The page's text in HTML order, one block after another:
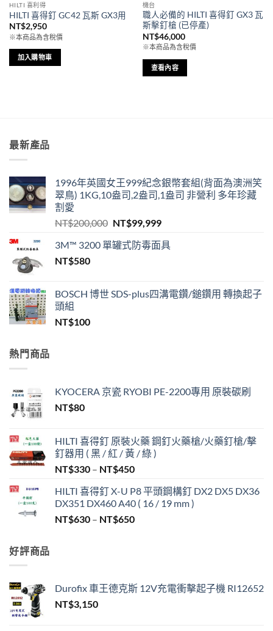
頁
面
選
擇
頁
面
選
擇
選
HILTI 喜利得
HILTI 喜得釘 GC42 瓦斯 GX3用
NT$2,950
※本商品為含稅價
加入購物車
機台
職人必備的 HILTI 喜得釘 GX3 瓦
斯擊釘槍 (已停產)
NT$46,000
※本商品為含稅價
查看內容
最新產品
1996年英國女王999紀念銀幣套組(背面為澳洲笑
翠鳥) 1KG,10盎司,2盎司,1盎司 非營利 多年珍藏
割愛
NT$200,000 原
價
NT$99,999目
價
3M™ 3200 單罐式防毒面具
NT$580
BOSCH 博世 SDS-plus四溝電鑽/鎚鑽用 轉換起子
頭組
NT$100
熱門商品
KYOCERA 京瓷 RYOBI PE-2200專用 原裝碳刷
NT$80
HILTI 喜得釘 原裝火藥 鋼釘火藥槍/火藥釘槍/擊
釘器用 ( 黑 / 紅 / 黃 / 綠 )
NT$330 – NT$450價
範
圍：
NT$330
HILTI 喜得釘 X-U P8 平頭鋼構釘 DX2 DX5 DX36
DX351 DX460 A40 ( 16 / 19 mm )
NT$630 – NT$650價
到
NT$650
好評商品
Durofix 車王德克斯 12V充電衝擊起子機 RI12652
NT$3,150